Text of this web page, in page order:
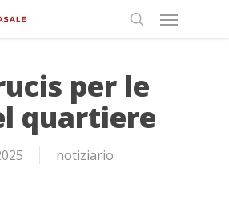
Menu
per le
quartiere
notiziario